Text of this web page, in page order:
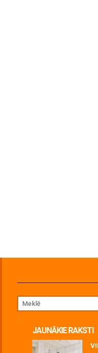
JAUNĀKIE RAKSTI